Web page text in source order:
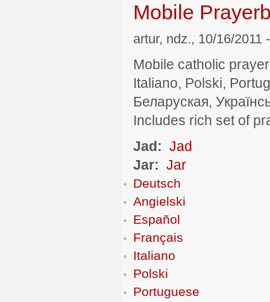
Mobile
artur, ndz., 10/16/2011
Mobile catholic
Italiano, Polski,
Беларуская,
Includes rich set of
Jad: Jad
Jar: Jar
Deutsch
Angielski
Español
Français
Italiano
Polski
Portuguese